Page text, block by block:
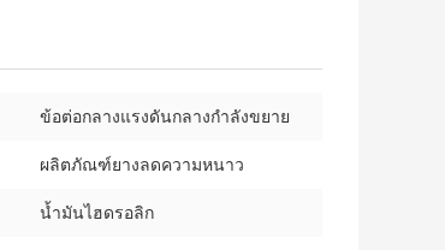
ข้อต่อกลางแรงดันกลางกำลังขยาย
ผลิตภัณฑ์ยางลดความหนาว
น้ำมันไฮดรอลิก